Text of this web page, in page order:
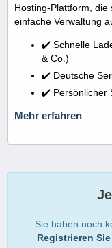
Hosting-Plattform, die
einfache Verwaltung
✔️ Schnelle
& Co.)
✔️ Deutsche
✔️ Persönlicher
Mehr erfahren
Sie haben noch
Registrieren